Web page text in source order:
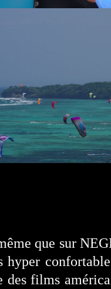
que sur
hyper
des films